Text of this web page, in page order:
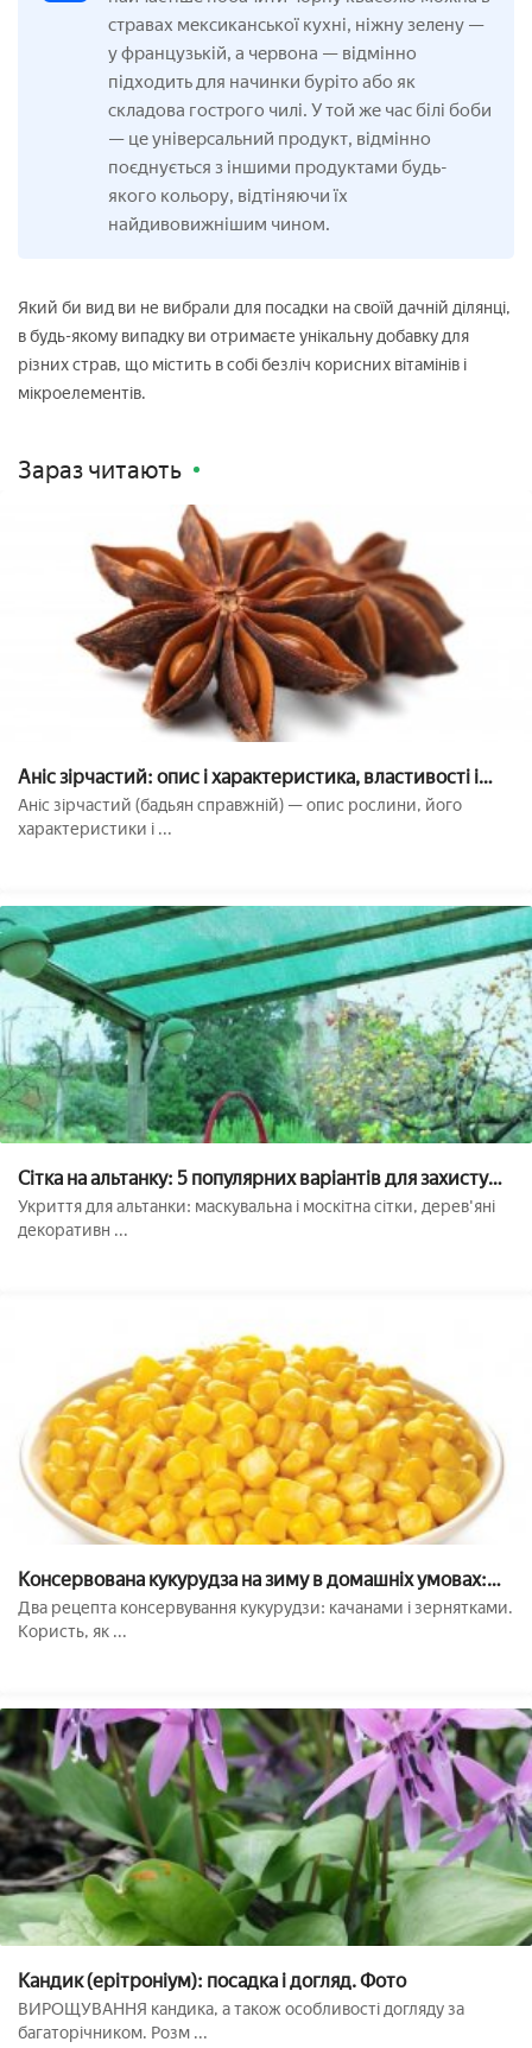
стравах мексиканської кухні, ніжну зелену —
у французькій, а червона — відмінно
підходить для начинки буріто або як
складова гострого чилі. У той же час білі боби
— це універсальний продукт, відмінно
поєднується з іншими продуктами будь-
якого кольору, відтіняючи їх
найдивовижнішим чином.
Який би вид ви не вибрали для посадки на своїй дачній ділянці,
в будь-якому випадку ви отримаєте унікальну добавку для
різних страв, що містить в собі безліч корисних вітамінів і
мікроелементів.
Зараз читають
Аніс зірчастий: опис і характеристика, властивості і
особливості застосування, можлива шкода і
протипоказання, фото
Аніс зірчастий (бадьян справжній) — опис рослини, його
характеристики і ...
Сітка на альтанку: 5 популярних варіантів для захисту
від сонця
Укриття для альтанки: маскувальна і москітна сітки, дерев'яні
декоративн ...
Консервована кукурудза на зиму в домашніх умовах:
покрокові рецепти з фото
Два рецепта консервування кукурудзи: качанами і зернятками.
Користь, як ...
Кандик (ерітроніум): посадка і догляд. Фото
ВИРОЩУВАННЯ кандика, а також особливості догляду за
багаторічником. Розм ...